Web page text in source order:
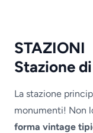
STAZIONI
Stazione
La stazione
monumenti! Non
forma vintage